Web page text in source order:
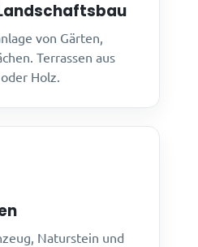
von Gärten,
Terrassen aus
Holz.
Naturstein und